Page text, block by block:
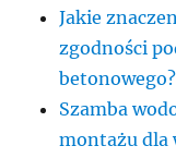
Jakie
zgodności
betonowego?
Szamba
montażu dla